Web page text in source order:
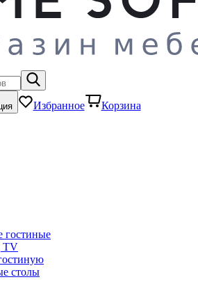
Избранное Корзина
гостиные
ТV
столы